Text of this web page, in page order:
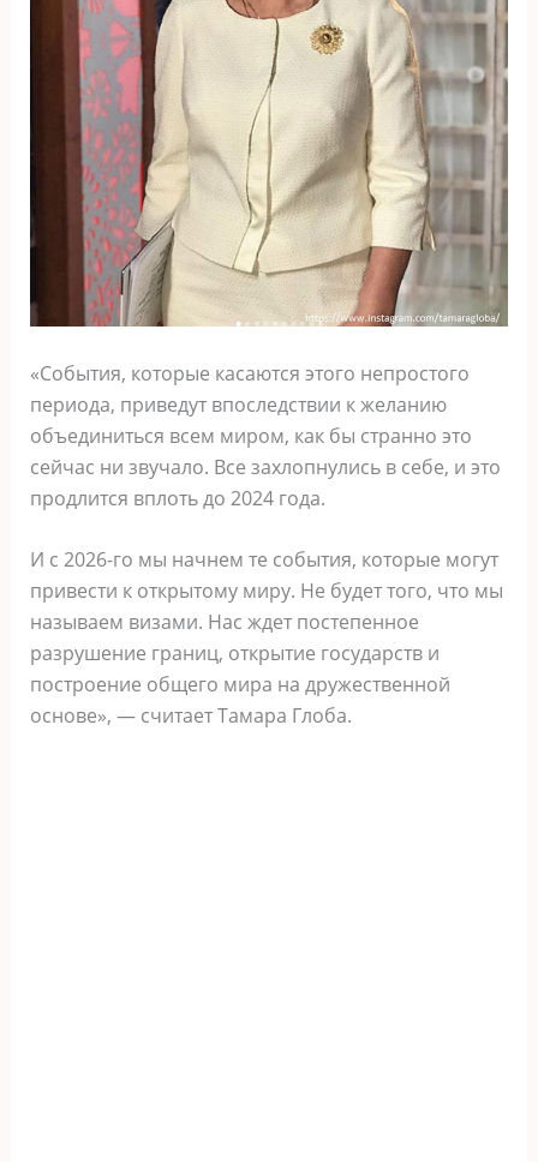
«События, которые касаются этого непростого
периода, приведут впоследствии к желанию
объединиться всем миром, как бы странно это
сейчас ни звучало. Все захлопнулись в себе, и это
продлится вплоть до 2024 года.
И с 2026-го мы начнем те события, которые могут
привести к открытому миру. Не будет того, что мы
называем визами. Нас ждет постепенное
разрушение границ, открытие государств и
построение общего мира на дружественной
основе», — считает Тамара Глоба.